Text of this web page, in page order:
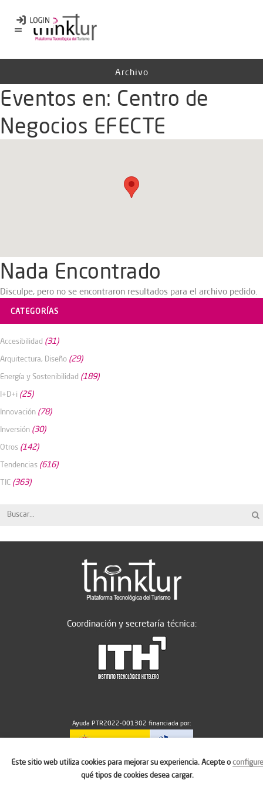
Archivo
Eventos en: Centro de
Negocios EFECTE
Nada Encontrado
Disculpe, pero no se encontraron resultados para el archivo pedido.
CATEGORÍAS
Accesibilidad (31)
Arquitectura, Diseño (29)
Energía y Sostenibilidad (189)
I+D+i (25)
Innovación (78)
Inversión (30)
Otros (142)
Tendencias (616)
TIC (363)
Coordinación y secretaría técnica:
Ayuda PTR2022-001302 financiada por:
MICIU/AEI/10.13039/501100011033
Este sitio web utiliza cookies para mejorar su experiencia. Acepte oconfigure
qué tipos de cookies desea cargar.